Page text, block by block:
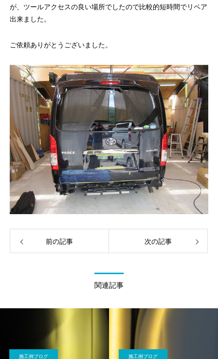
が、ツールアクセスの良い場所でしたので比較的短時間でリペア
出来ました。
ご依頼ありがとうございました。
前の記事 次の記事
関連記事
施工例ブログ 施工例ブログ